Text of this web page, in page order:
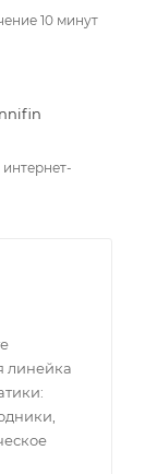
10 минут
линейка